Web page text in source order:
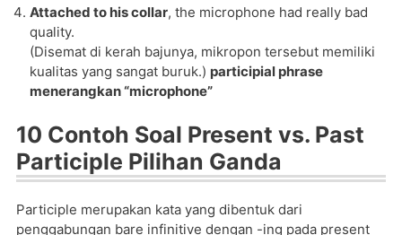
Attached to his collar, the microphone had really bad
quality.
(Disemat di kerah bajunya, mikropon tersebut memiliki
kualitas yang sangat buruk.) participial phrase
menerangkan “microphone”
10 Contoh Soal Present vs. Past
Participle Pilihan Ganda
Participle merupakan kata yang dibentuk dari
penggabungan bare infinitive dengan -ing pada present